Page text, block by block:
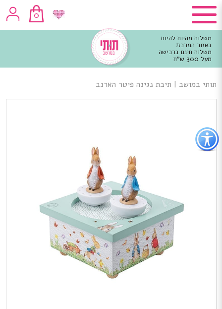
כפתור
לפתיחת
תפריט
נגישות
0
משלוח מהיום להיום
באזור המרכז!
משלוח חינם ברכישה
מעל 300 ש"ח
מרכזי
תותי במושב | תיבת נגינה פיטר הארנב